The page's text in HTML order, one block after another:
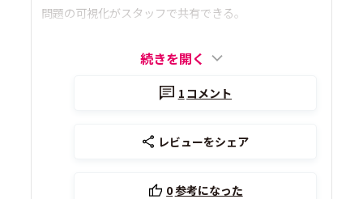
問題の可視化がスタッフで共有できる。
続きを開く
1 コメント
レビューをシェア
0参考になった